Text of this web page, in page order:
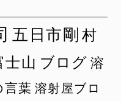
五日市剛 村
士山 ブログ 溶
言葉 溶射屋ブロ